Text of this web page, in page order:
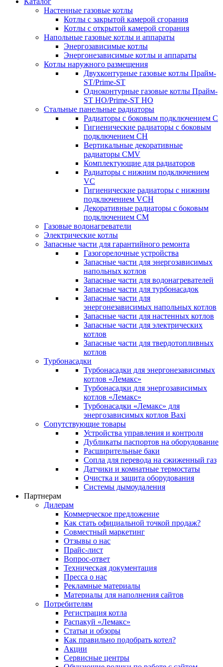
Настенные газовые котлы
Котлы с закрытой камерой сгорания
Котлы с открытой камерой сгорания
Напольные газовые котлы и аппараты
Энергозависимые котлы
Энергонезависимые котлы и аппараты
Котлы наружного размещения
Двухконтурные газовые котлы Прайм-
ST/Prime-ST
Одноконтурные газовые котлы Прайм-
ST HO/Prime-ST HO
Стальные панельные радиаторы
Радиаторы c боковым подключением C
Гигиенические радиаторы c боковым
подключением CH
Вертикальные декоративные
радиаторы CMV
Комплектующие для радиаторов
Радиаторы c нижним подключением
VC
Гигиенические радиаторы c нижним
подключением VCH
Декоративные радиаторы с боковым
подключением CM
Газовые водонагреватели
Электрические котлы
Запасные части для гарантийного ремонта
Газогорелочные устройства
Запасные части для энергозависимых
напольных котлов
Запасные части для водонагревателей
Запасные части для турбонасадок
Запасные части для
энергонезависимых напольных котлов
Запасные части для настенных котлов
Запасные части для электрических
котлов
Запасные части для твердотопливных
котлов
Турбонасадки
Турбонасадки для энергонезависимых
котлов «Лемакс»
Турбонасадки для энергозависимых
котлов «Лемакс»
Турбонасадки «Лемакс» для
энергозависимых котлов Baxi
Сопутствующие товары
Устройства управления и контроля
Дубликаты паспортов на оборудование
Расширительные баки
Сопла для перевода на сжиженный газ
Датчики и комнатные термостаты
Очистка и защита оборудования
Системы дымоудаления
Партнерам
Дилерам
Коммерческое предложение
Как стать официальной точкой продаж?
Совместный маркетинг
Отзывы о нас
Прайс-лист
Вопрос-ответ
Техническая документация
Пресса о нас
Рекламные материалы
Материалы для наполнения сайтов
Потребителям
Регистрация котла
Распакуй «Лемакс»
Статьи и обзоры
Как правильно подобрать котел?
Акции
Сервисные центры